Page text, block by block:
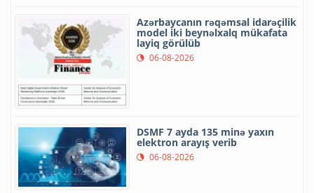
Azərbaycanın rəqəmsal idarəçilik
model iki beynəlxalq mükafata
layiq görülüb
06-08-2026
DSMF 7 ayda 135 minə yaxın
elektron arayış verib
06-08-2026